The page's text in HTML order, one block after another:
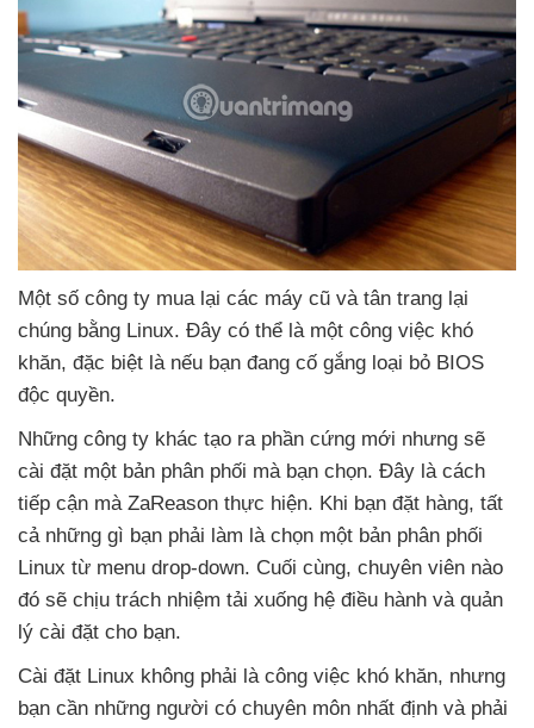
Một số công ty mua lại các máy cũ và tân trang lại
chúng bằng Linux. Đây có thể là một công việc khó
khăn, đặc biệt là nếu bạn đang cố gắng loại bỏ BIOS
độc quyền.
Những công ty khác tạo ra phần cứng mới nhưng sẽ
cài đặt một bản phân phối mà bạn chọn. Đây là cách
tiếp cận mà ZaReason thực hiện. Khi bạn đặt hàng, tất
cả những gì bạn phải làm là chọn một bản phân phối
Linux từ menu drop-down. Cuối cùng, chuyên viên nào
đó sẽ chịu trách nhiệm tải xuống hệ điều hành và quản
lý cài đặt cho bạn.
Cài đặt Linux không phải là công việc khó khăn, nhưng
bạn cần những người có chuyên môn nhất định và phải